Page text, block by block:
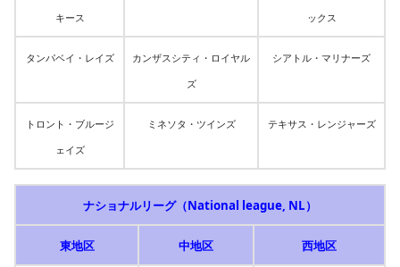
キース ックス
タンパベイ・レイズ カンザスシティ・ロイヤル
ズ
シアトル・マリナーズ
トロント・ブルージ
ェイズ
ミネソタ・ツインズ テキサス・レンジャーズ
ナショナルリーグ（National league, NL）
東地区 中地区 西地区